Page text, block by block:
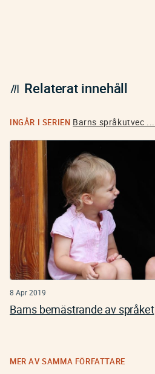
Relaterat innehåll
INGÅR I SERIEN Barns språkutvec ...
8 Apr 2019
Barns bemästrande av språket
MER AV SAMMA FÖRFATTARE